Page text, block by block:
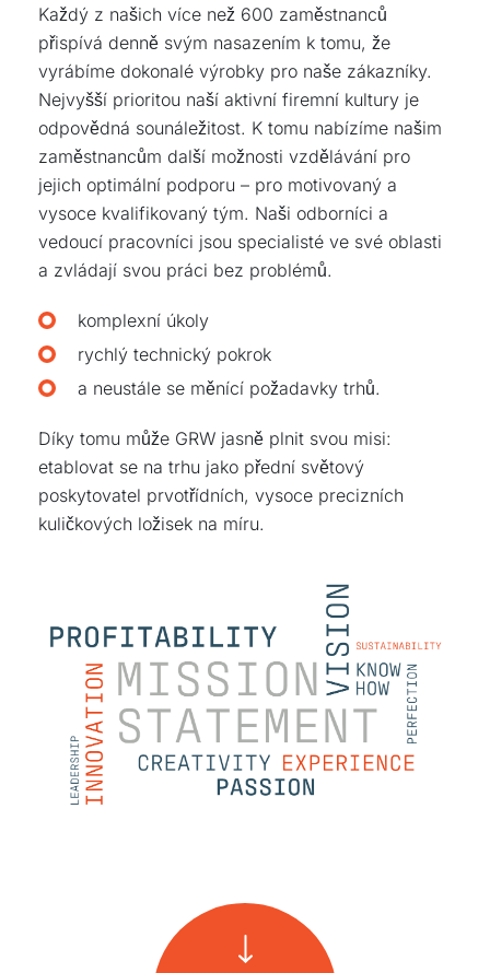
Každý z našich více než 600 zaměstnanců
přispívá denně svým nasazením k tomu, že
vyrábíme dokonalé výrobky pro naše zákazníky.
Nejvyšší prioritou naší aktivní firemní kultury je
odpovědná sounáležitost. K tomu nabízíme našim
zaměstnancům další možnosti vzdělávání pro
jejich optimální podporu – pro motivovaný a
vysoce kvalifikovaný tým. Naši odborníci a
vedoucí pracovníci jsou specialisté ve své oblasti
a zvládají svou práci bez problémů.
komplexní úkoly
rychlý technický pokrok
a neustále se měnící požadavky trhů.
Díky tomu může GRW jasně plnit svou misi:
etablovat se na trhu jako přední světový
poskytovatel prvotřídních, vysoce precizních
kuličkových ložisek na míru.